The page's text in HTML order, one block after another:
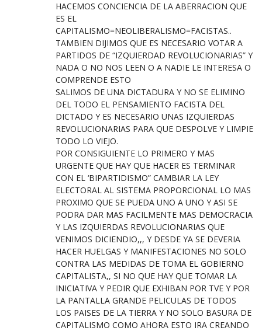
HACEMOS CONCIENCIA DE LA ABERRACION QUE
ES EL
CAPITALISMO=NEOLIBERALISMO=FACISTAS..
TAMBIEN DIJIMOS QUE ES NECESARIO VOTAR A
PARTIDOS DE “IZQUIERDAD REVOLUCIONARIAS” Y
NADA O NO NOS LEEN O A NADIE LE INTERESA O
COMPRENDE ESTO
SALIMOS DE UNA DICTADURA Y NO SE ELIMINO
DEL TODO EL PENSAMIENTO FACISTA DEL
DICTADO Y ES NECESARIO UNAS IZQUIERDAS
REVOLUCIONARIAS PARA QUE DESPOLVE Y LIMPIE
TODO LO VIEJO.
POR CONSIGUIENTE LO PRIMERO Y MAS
URGENTE QUE HAY QUE HACER ES TERMINAR
CON EL ‘BIPARTIDISMO” CAMBIAR LA LEY
ELECTORAL AL SISTEMA PROPORCIONAL LO MAS
PROXIMO QUE SE PUEDA UNO A UNO Y ASI SE
PODRA DAR MAS FACILMENTE MAS DEMOCRACIA
Y LAS IZQUIERDAS REVOLUCIONARIAS QUE
VENIMOS DICIENDIO,,, Y DESDE YA SE DEVERIA
HACER HUELGAS Y MANIFESTACIONES NO SOLO
CONTRA LAS MEDIDAS DE TOMA EL GOBIERNO
CAPITALISTA,, SI NO QUE HAY QUE TOMAR LA
INICIATIVA Y PEDIR QUE EXHIBAN POR TVE Y POR
LA PANTALLA GRANDE PELICULAS DE TODOS
LOS PAISES DE LA TIERRA Y NO SOLO BASURA DE
CAPITALISMO COMO AHORA ESTO IRA CREANDO